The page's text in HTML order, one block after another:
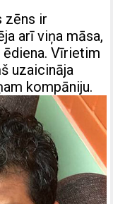
zēns ir
arī viņa māsa,
Vīrietim
uzaicināja
kompāniju.